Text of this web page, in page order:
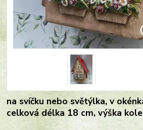
na svíčku nebo světýlka, v
celková délka 18 cm, výška